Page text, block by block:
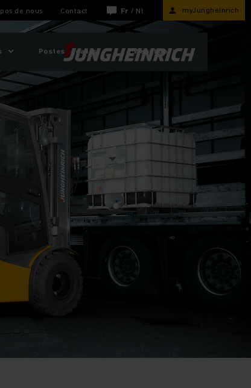
de nous Contact Fr / Nl myJungheinrich
Postes vacants Webshop